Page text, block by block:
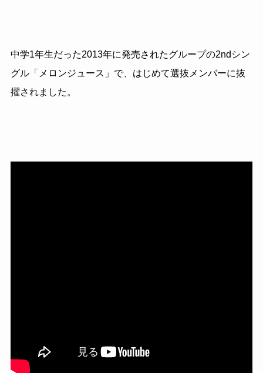
中学1年生だった2013年に発売されたグループの2ndシン
グル「メロンジュース」で、はじめて選抜メンバーに抜
擢されました。